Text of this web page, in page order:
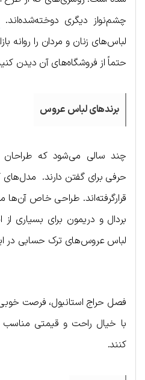
چشم‌نواز دیگری دوخته‌شده‌اند.
لباس‌های زنان و مردان را روانه
حتماً از فروشگاه‌های آن دیدن
برندهای لباس عروس
چند سالی می‌شود که طراحان
حرفی برای گفتن دارند. مدل‌های
قرارگرفته‌اند. طراحی خاص آن‌ها
بردال و دریمون برای بسیاری از
لباس عروس‌های ترک حسابی در
فصل حراج استانبول، فرصت
با خیال راحت و قیمتی مناسب
کنند.